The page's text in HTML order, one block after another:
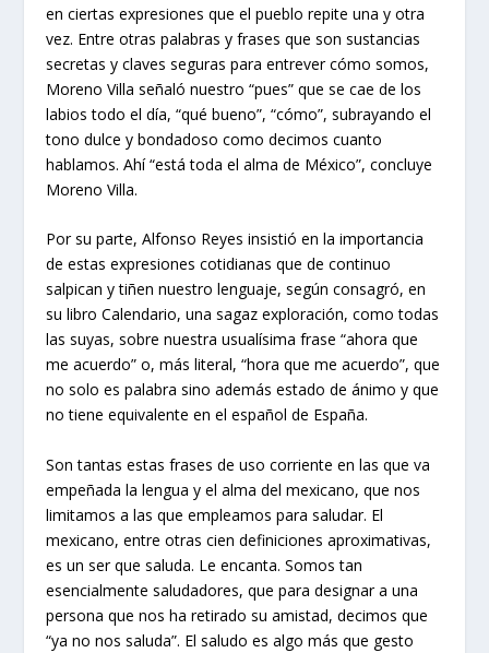
en ciertas expresiones que el pueblo repite una y otra
vez. Entre otras palabras y frases que son sustancias
secretas y claves seguras para entrever cómo somos,
Moreno Villa señaló nuestro “pues” que se cae de los
labios todo el día, “qué bueno”, “cómo”, subrayando el
tono dulce y bondadoso como decimos cuanto
hablamos. Ahí “está toda el alma de México”, concluye
Moreno Villa.
Por su parte, Alfonso Reyes insistió en la importancia
de estas expresiones cotidianas que de continuo
salpican y tiñen nuestro lenguaje, según consagró, en
su libro Calendario, una sagaz exploración, como todas
las suyas, sobre nuestra usualísima frase “ahora que
me acuerdo” o, más literal, “hora que me acuerdo”, que
no solo es palabra sino además estado de ánimo y que
no tiene equivalente en el español de España.
Son tantas estas frases de uso corriente en las que va
empeñada la lengua y el alma del mexicano, que nos
limitamos a las que empleamos para saludar. El
mexicano, entre otras cien definiciones aproximativas,
es un ser que saluda. Le encanta. Somos tan
esencialmente saludadores, que para designar a una
persona que nos ha retirado su amistad, decimos que
“ya no nos saluda”. El saludo es algo más que gesto